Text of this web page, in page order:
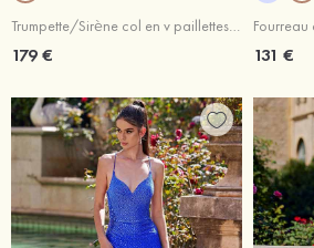
Trumpette/Sirène col en v paillettes traîne balayage robe de bal
179 € 131 €